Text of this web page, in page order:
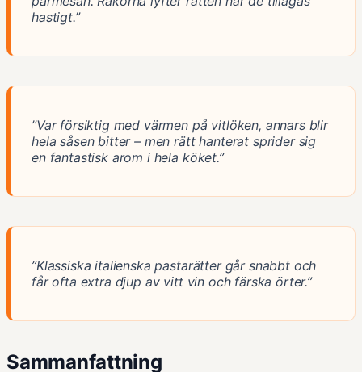
hastigt.”
”Var försiktig med värmen på vitlöken, annars blir
hela såsen bitter – men rätt hanterat sprider sig
en fantastisk arom i hela köket.”
”Klassiska italienska pastarätter går snabbt och
får ofta extra djup av vitt vin och färska örter.”
Sammanfattning